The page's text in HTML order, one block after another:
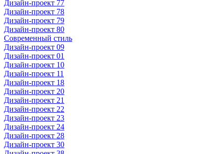
Дизайн-проект 77
Дизайн-проект 78
Дизайн-проект 79
Дизайн-проект 80
Современный стиль
Дизайн-проект 09
Дизайн-проект 01
Дизайн-проект 10
Дизайн-проект 11
Дизайн-проект 18
Дизайн-проект 20
Дизайн-проект 21
Дизайн-проект 22
Дизайн-проект 23
Дизайн-проект 24
Дизайн-проект 28
Дизайн-проект 30